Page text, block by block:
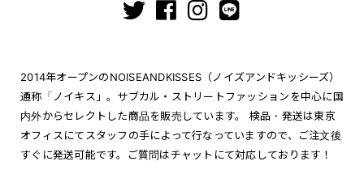
2014年オープンのNOISEANDKISSES（ノイズアンドキッシーズ）
通称「ノイキス」。サブカル・ストリートファッションを中心に国
内外からセレクトした商品を販売しています。 検品・発送は東京
オフィスにてスタッフの手によって行なっていますので、ご注文後
すぐに発送可能です。ご質問はチャットにて対応しております！